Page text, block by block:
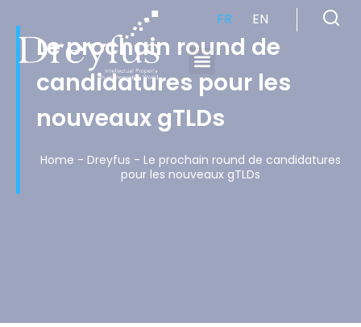
FR EN
Le prochain round de
candidatures pour les
nouveaux gTLDs
Home - Dreyfus - Le prochain round de candidatures
pour les nouveaux gTLDs